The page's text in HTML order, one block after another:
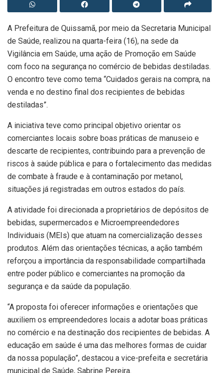
A Prefeitura de Quissamã, por meio da Secretaria Municipal
de Saúde, realizou na quarta-feira (16), na sede da
Vigilância em Saúde, uma ação de Promoção em Saúde
com foco na segurança no comércio de bebidas destiladas.
O encontro teve como tema “Cuidados gerais na compra, na
venda e no destino final dos recipientes de bebidas
destiladas”.
A iniciativa teve como principal objetivo orientar os
comerciantes locais sobre boas práticas de manuseio e
descarte de recipientes, contribuindo para a prevenção de
riscos à saúde pública e para o fortalecimento das medidas
de combate à fraude e à contaminação por metanol,
situações já registradas em outros estados do país.
A atividade foi direcionada a proprietários de depósitos de
bebidas, supermercados e Microempreendedores
Individuais (MEIs) que atuam na comercialização desses
produtos. Além das orientações técnicas, a ação também
reforçou a importância da responsabilidade compartilhada
entre poder público e comerciantes na promoção da
segurança e da saúde da população.
“A proposta foi oferecer informações e orientações que
auxiliem os empreendedores locais a adotar boas práticas
no comércio e na destinação dos recipientes de bebidas. A
educação em saúde é uma das melhores formas de cuidar
da nossa população”, destacou a vice-prefeita e secretária
municipal de Saúde, Sabrine Pereira.